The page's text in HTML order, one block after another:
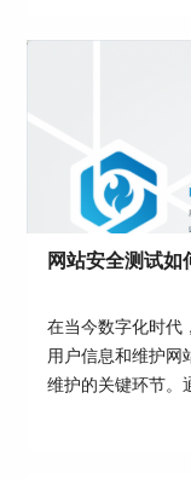
4、在配置向导
远程代理端口和
人员来说，都是提
网站安全测试如
在当今数字化时代
用户信息和维护网
维护的关键环节。
开发人员快速、